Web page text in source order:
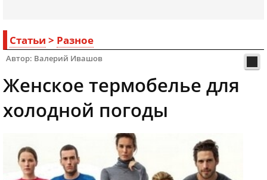
Статьи > Разное
Автор: Валерий Ивашов
Женское термобелье для
холодной погоды